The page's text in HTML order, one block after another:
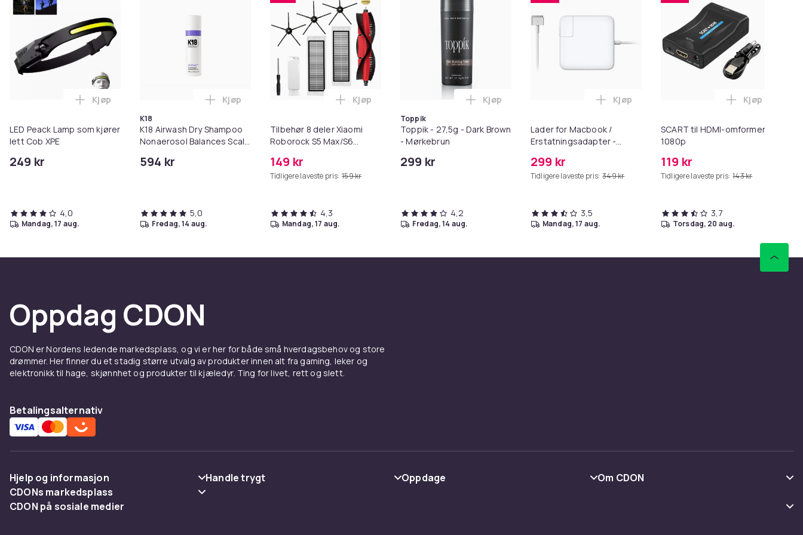
LED Peack Lamp som kjører
lett Cob XPE
249 kr
Legg LED Peack Lamp som kjører lett Cob XPE i handlekurven
Kjøp
4,0
mandag, 17 aug.
K18
K18 Airwash Dry Shampoo
Nonaerosol Balances Scalp
594 kr
Legg K18 Airwash Dry Shampoo Nonaerosol Balances Scalp & Controls Excess Oil i handlekurven
Kjøp
5,0
fredag, 14 aug.
Tilbehør 8 deler Xiaomi
Roborock S5 Max/S6
MAXV/S50/S51/S55/S5/S60/S65/S6
149 kr
Tidligere laveste pris: 159 kr
Legg Tilbehør 8 deler Xiaomi Roborock S5 Max/S6 Pure/S6 MAXV/S50/S51/S55/S5/S60/S65/S6 i
Kjøp
4,3
mandag, 17 aug.
Toppik
Toppik - 27,5g - Dark Brown
- Mørkebrun
299 kr
Legg Toppik - 27,5g - Dark Brown - Mørkebrun i handlekurven
Kjøp
4,2
fredag, 14 aug.
Lader for Macbook /
Erstatningsadapter -
299 kr
Tidligere laveste pris: 349 kr
Legg Lader for Macbook /
Kjøp
3,5
mandag, 17 aug.
SCART til HDMI-omformer
1080p
119 kr
Tidligere laveste pris: 143 kr
Legg SCART
Kjøp
3,7
torsdag, 20 aug.
Oppdag CDON
CDON er Nordens ledende markedsplass, og vi er her for både små hverdagsbehov og store
drømmer. Her finner du et stadig større utvalg av produkter innen alt fra gaming, leker og
elektronikk til hage, skjønnhet og produkter til kjæledyr. Ting for livet, rett og slett.
Betalingsalternativ
Hjelp og informasjon
Vanlige spørsmål
Handle trygt
Oppdage
Om CDON
CDONs markedsplass
Merchant Help Center
CDON på sosiale medier